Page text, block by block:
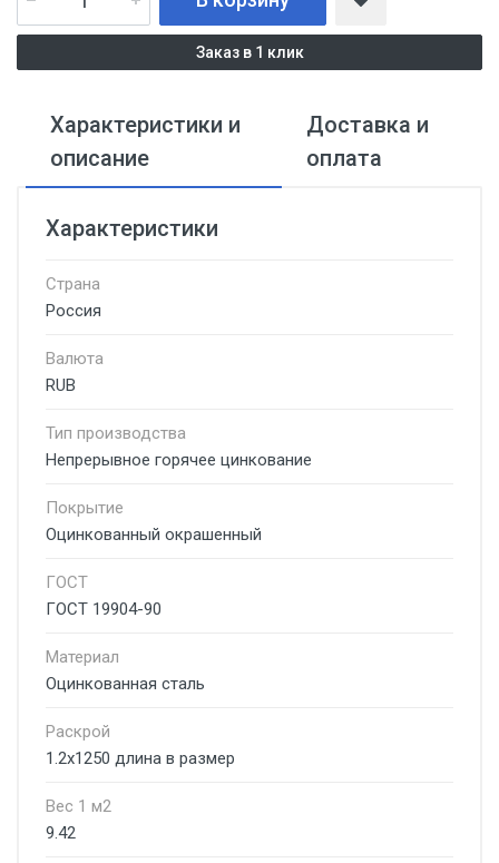
Заказ в 1 клик
Характеристики и
описание
Доставка и
оплата
Характеристики
Страна
Россия
Валюта
RUB
Тип производства
Непрерывное горячее цинкование
Покрытие
Оцинкованный окрашенный
ГОСТ
ГОСТ 19904-90
Материал
Оцинкованная сталь
Раскрой
1.2х1250 длина в размер
Вес 1 м2
9.42